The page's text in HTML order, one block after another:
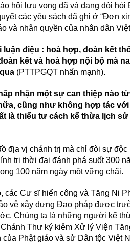
hội lưu vong đã và đang đòi
các yêu sách đã ghi ở “Đơn
và nhân quyền của nhân dân
luận điệu : hoà hợp, đoàn kết
kết và hoà hợp nội bộ mà
(PTTPGQT nhấn mạnh).
nhận một sự can thiệp nào
cũng như không hợp tác
là thiếu tư cách kế thừa lịch sử
địa vị chánh trị mà chỉ đòi sự
trị thời đại đánh phá suốt 300
100 năm ngày một vững chãi.
các Cư sĩ hiển công và Tăng Ni
vệ xây dựng Đạo pháp được
Chúng ta là những người kế
Thư ký kiêm Xử lý Viện
Phật giáo và sử Dân tộc Việt